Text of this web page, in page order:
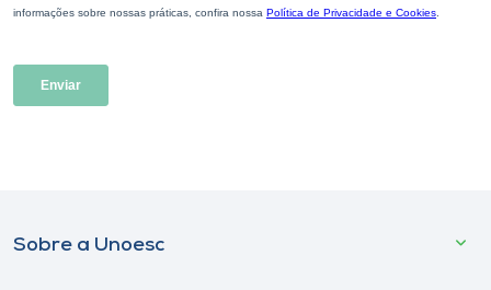
Sobre a Unoesc